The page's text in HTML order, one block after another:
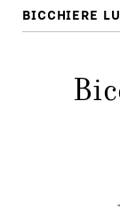
BICCHIERE